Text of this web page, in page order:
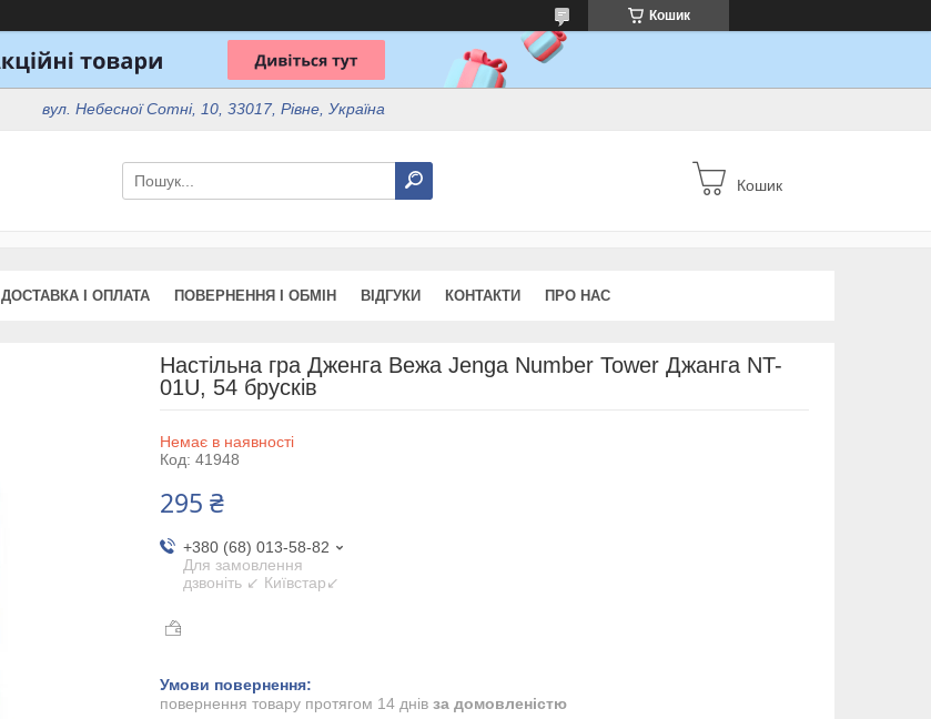
Кошик
вул. Небесної Сотні, 10, 33017, Рівне, Україна
Кошик
ДОСТАВКА І ОПЛАТА ПОВЕРНЕННЯ І ОБМІН ВІДГУКИ КОНТАКТИ ПРО НАС
Настільна гра Дженга Вежа Jenga Number Tower Джанга NT-
01U, 54 брусків
Немає в наявності
Код: 41948
295 ₴
+380 (68) 013-58-82
Для замовлення
дзвоніть ↙ Київстар↙
повернення товару протягом 14 днів за домовленістю